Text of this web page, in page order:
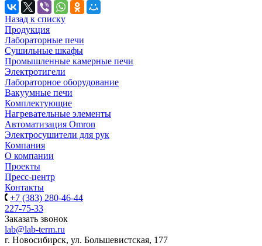
Назад к списку
Продукция
Лабораторные печи
Сушильные шкафы
Промышленные камерные печи
Электротигели
Лабораторное оборудование
Вакуумные печи
Комплектующие
Нагревательные элементы
Автоматизация Omron
Электросушители для рук
Компания
О компании
Проекты
Пресс-центр
Контакты
+7 (383) 280-46-44
227-75-33
Заказать звонок
lab@lab-term.ru
г. Новосибирск, ул. Большевистская, 177